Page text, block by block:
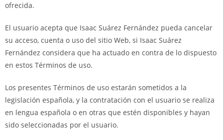
ofrecida.
El usuario acepta que Isaac Suárez Fernández pueda cancelar
su acceso, cuenta o uso del sitio Web, si Isaac Suárez
Fernández considera que ha actuado en contra de lo dispuesto
en estos Términos de uso.
Los presentes Términos de uso estarán sometidos a la
legislación española, y la contratación con el usuario se realiza
en lengua española o en otras que estén disponibles y hayan
sido seleccionadas por el usuario.